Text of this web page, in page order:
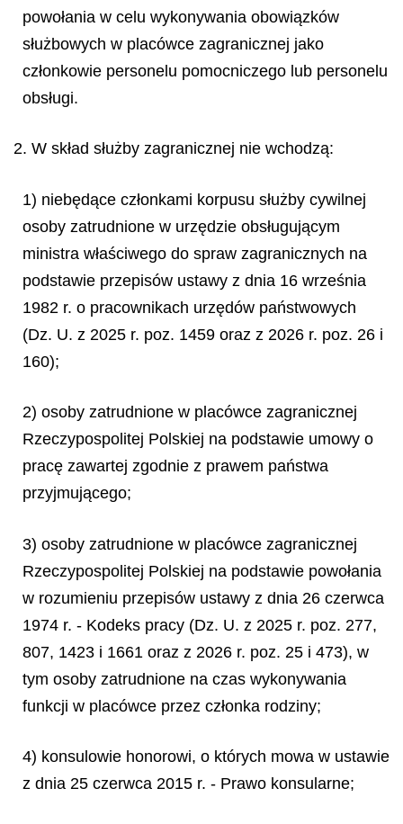
powołania w celu wykonywania obowiązków
służbowych w placówce zagranicznej jako
członkowie personelu pomocniczego lub personelu
obsługi.
2. W skład służby zagranicznej nie wchodzą:
1) niebędące członkami korpusu służby cywilnej
osoby zatrudnione w urzędzie obsługującym
ministra właściwego do spraw zagranicznych na
podstawie przepisów ustawy z dnia 16 września
1982 r. o pracownikach urzędów państwowych
(Dz. U. z 2025 r. poz. 1459 oraz z 2026 r. poz. 26 i
160);
2) osoby zatrudnione w placówce zagranicznej
Rzeczypospolitej Polskiej na podstawie umowy o
pracę zawartej zgodnie z prawem państwa
przyjmującego;
3) osoby zatrudnione w placówce zagranicznej
Rzeczypospolitej Polskiej na podstawie powołania
w rozumieniu przepisów ustawy z dnia 26 czerwca
1974 r. - Kodeks pracy (Dz. U. z 2025 r. poz. 277,
807, 1423 i 1661 oraz z 2026 r. poz. 25 i 473), w
tym osoby zatrudnione na czas wykonywania
funkcji w placówce przez członka rodziny;
4) konsulowie honorowi, o których mowa w ustawie
z dnia 25 czerwca 2015 r. - Prawo konsularne;